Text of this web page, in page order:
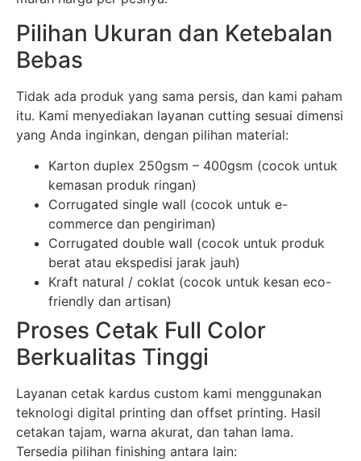
Pilihan Ukuran dan Ketebalan
Bebas
Tidak ada produk yang sama persis, dan kami paham
itu. Kami menyediakan layanan cutting sesuai dimensi
yang Anda inginkan, dengan pilihan material:
Karton duplex 250gsm – 400gsm (cocok untuk
kemasan produk ringan)
Corrugated single wall (cocok untuk e-
commerce dan pengiriman)
Corrugated double wall (cocok untuk produk
berat atau ekspedisi jarak jauh)
Kraft natural / coklat (cocok untuk kesan eco-
friendly dan artisan)
Proses Cetak Full Color
Berkualitas Tinggi
Layanan cetak kardus custom kami menggunakan
teknologi digital printing dan offset printing. Hasil
cetakan tajam, warna akurat, dan tahan lama.
Tersedia pilihan finishing antara lain: